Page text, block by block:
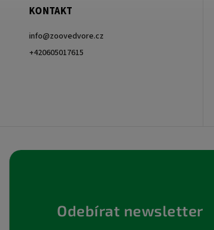
KONTAKT
info@zoovedvore.cz
+420605017615
Odebírat newsletter